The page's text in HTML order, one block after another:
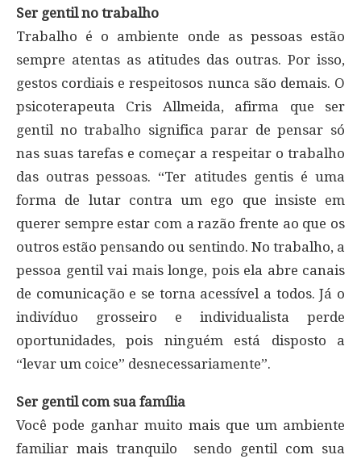
Ser gentil no trabalho
Trabalho é o ambiente onde as pessoas estão
sempre atentas as atitudes das outras. Por isso,
gestos cordiais e respeitosos nunca são demais. O
psicoterapeuta Cris Allmeida, afirma que ser
gentil no trabalho significa parar de pensar só
nas suas tarefas e começar a respeitar o trabalho
das outras pessoas. “Ter atitudes gentis é uma
forma de lutar contra um ego que insiste em
querer sempre estar com a razão frente ao que os
outros estão pensando ou sentindo. No trabalho, a
pessoa gentil vai mais longe, pois ela abre canais
de comunicação e se torna acessível a todos. Já o
indivíduo grosseiro e individualista perde
oportunidades, pois ninguém está disposto a
“levar um coice” desnecessariamente”.
Ser gentil com sua família
Você pode ganhar muito mais que um ambiente
familiar mais tranquilo sendo gentil com sua